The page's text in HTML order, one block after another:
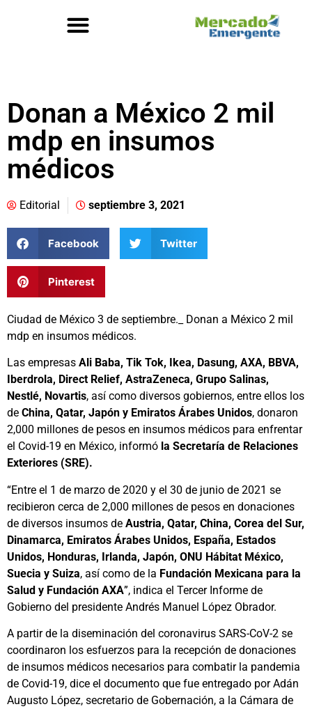
Donan a México 2 mil
mdp en insumos
médicos
Editorial septiembre 3, 2021
Facebook Twitter
Pinterest
Ciudad de México 3 de septiembre._ Donan a México 2 mil
mdp en insumos médicos.
Las empresas Ali Baba, Tik Tok, Ikea, Dasung, AXA, BBVA,
Iberdrola, Direct Relief, AstraZeneca, Grupo Salinas,
Nestlé, Novartis, así como diversos gobiernos, entre ellos los
de China, Qatar, Japón y Emiratos Árabes Unidos, donaron
2,000 millones de pesos en insumos médicos para enfrentar
el Covid-19 en México, informó la Secretaría de Relaciones
Exteriores (SRE).
“Entre el 1 de marzo de 2020 y el 30 de junio de 2021 se
recibieron cerca de 2,000 millones de pesos en donaciones
de diversos insumos de Austria, Qatar, China, Corea del Sur,
Dinamarca, Emiratos Árabes Unidos, España, Estados
Unidos, Honduras, Irlanda, Japón, ONU Hábitat México,
Suecia y Suiza, así como de la Fundación Mexicana para la
Salud y Fundación AXA”, indica el Tercer Informe de
Gobierno del presidente Andrés Manuel López Obrador.
A partir de la diseminación del coronavirus SARS-CoV-2 se
coordinaron los esfuerzos para la recepción de donaciones
de insumos médicos necesarios para combatir la pandemia
de Covid-19, dice el documento que fue entregado por Adán
Augusto López, secretario de Gobernación, a la Cámara de